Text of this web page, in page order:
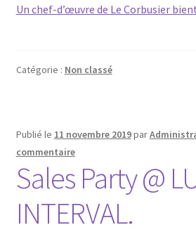
Un chef-d’œuvre de Le Corbusier
Catégorie : Non classé
Publié le 11 novembre 2019par
commentaire
Sales Party @
INTERVAL.